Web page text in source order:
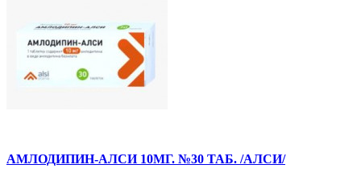
АМЛОДИПИН-АЛСИ 10МГ. №30 ТАБ. /АЛСИ/